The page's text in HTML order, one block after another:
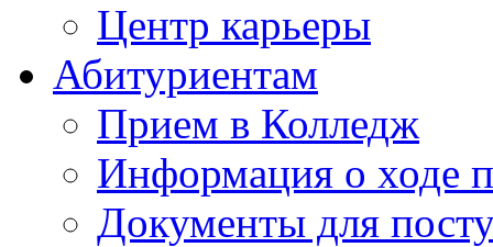
Центр карьеры
Абитуриентам
Прием в Колледж
Информация о ходе
Документы для